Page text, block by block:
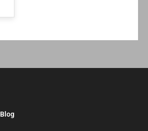
Blog